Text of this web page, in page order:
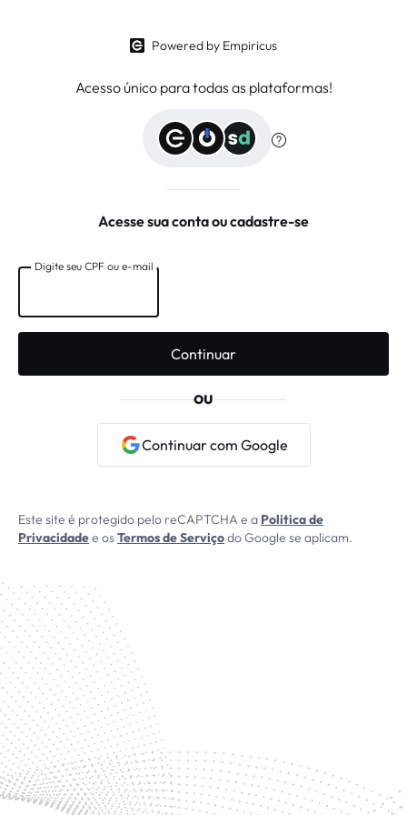
Powered by Empiricus
Acesso único para todas as plataformas!
Acesse sua conta ou cadastre-se
Digite seu CPF ou e-mail
Digite seu CPF ou e-mail
Continuar
ou
Continuar com Google
Este site é protegido pelo reCAPTCHA e a Politica de
Privacidadee osTermos de Serviçodo Google se aplicam.